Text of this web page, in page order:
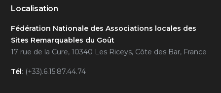
Localisation
Fédération Nationale des Associations locales des
Sites Remarquables du Goût
17 rue de la Cure, 10340 Les Riceys, Côte des Bar, France
Tél: (+33).6.15.87.44.74